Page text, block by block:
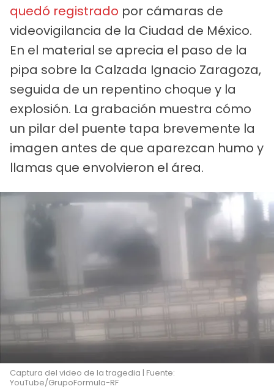
quedó registrado por cámaras de
videovigilancia de la Ciudad de México.
En el material se aprecia el paso de la
pipa sobre la Calzada Ignacio Zaragoza,
seguida de un repentino choque y la
explosión. La grabación muestra cómo
un pilar del puente tapa brevemente la
imagen antes de que aparezcan humo y
llamas que envolvieron el área.
Captura del video de la tragedia | Fuente:
YouTube/GrupoFormula-RF